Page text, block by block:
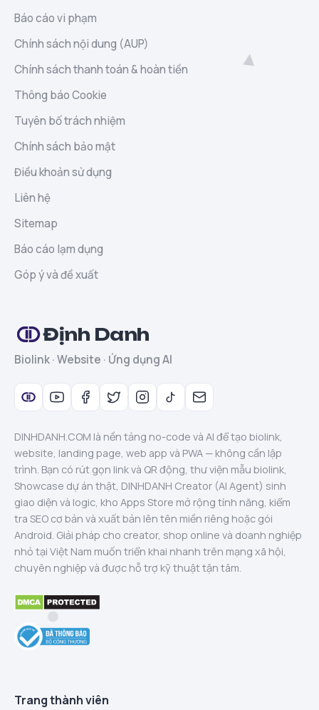
Báo cáo vi phạm
Chính sách nội dung (AUP)
Chính sách thanh toán & hoàn tiền
Thông báo Cookie
Tuyên bố trách nhiệm
Chính sách bảo mật
Điều khoản sử dụng
Liên hệ
Sitemap
Báo cáo lạm dụng
Góp ý và đề xuất
Định Danh
Biolink · Website · Ứng dụng AI
DINHDANH.COM là nền tảng no-code và AI để tạo biolink,
website, landing page, web app và PWA — không cần lập
trình. Bạn có rút gọn link và QR động, thư viện mẫu biolink,
Showcase dự án thật, DINHDANH Creator (AI Agent) sinh
giao diện và logic, kho Apps Store mở rộng tính năng, kiểm
tra SEO cơ bản và xuất bản lên tên miền riêng hoặc gói
Android. Giải pháp cho creator, shop online và doanh nghiệp
nhỏ tại Việt Nam muốn triển khai nhanh trên mạng xã hội,
chuyên nghiệp và được hỗ trợ kỹ thuật tận tâm.
Trang thành viên